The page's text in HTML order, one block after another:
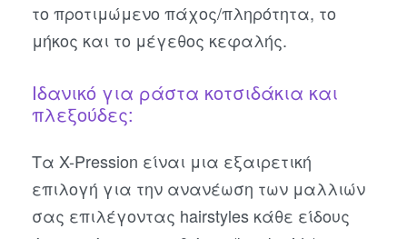
το προτιμώμενο πάχος/πληρότητα, το
μήκος και το μέγεθος κεφαλής.
Ιδανικό για ράστα κοτσιδάκια και
πλεξούδες:
Τα X-Pression είναι μια εξαιρετική
επιλογή για την ανανέωση των μαλλιών
σας επιλέγοντας hairstyles κάθε είδους